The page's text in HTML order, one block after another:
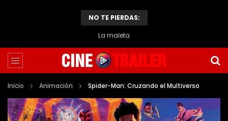
NO TE PIERDAS:
La maleta
Inicio Animación Spider-Man: Cruzando el Multiverso